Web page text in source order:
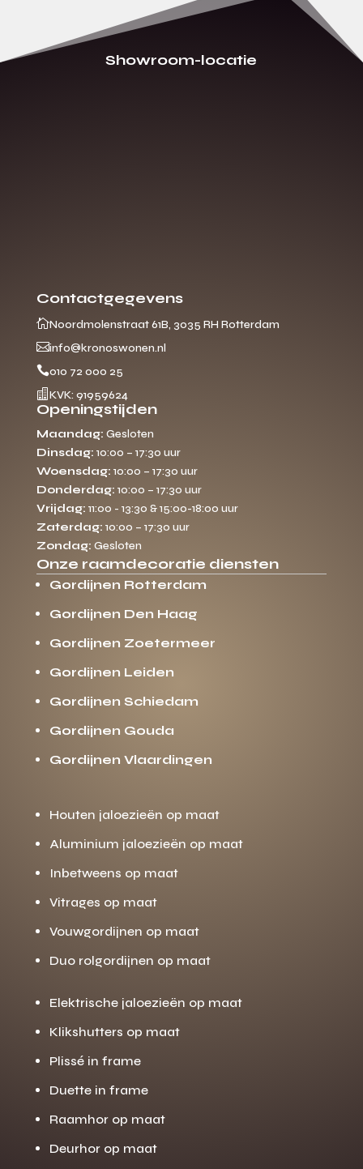
Showroom-locatie
Contactgegevens
Noordmolenstraat 61B, 3035 RH Rotterdam
info@kronoswonen.nl
010 72 000 25
 KVK: 91959624
Openingstijden
Maandag: Gesloten
Dinsdag: 10:00 – 17:30 uur
Woensdag: 10:00 – 17:30 uur
Donderdag: 10:00 – 17:30 uur
Vrijdag: 11:00 - 13:30 & 15:00-18:00 uur
Zaterdag: 10:00 – 17:30 uur
Zondag: Gesloten
Onze raamdecoratie diensten
Gordijnen Rotterdam
Gordijnen Den Haag
Gordijnen Zoetermeer
Gordijnen Leiden
Gordijnen Schiedam
Gordijnen Gouda
Gordijnen Vlaardingen
Houten jaloezieën op maat
Aluminium jaloezieën op maat
Inbetweens op maat
Vitrages op maat
Vouwgordijnen op maat
Duo rolgordijnen op maat
Elektrische jaloezieën op maat
Klikshutters op maat
Plissé in frame
Duette in frame
Raamhor op maat
Deurhor op maat